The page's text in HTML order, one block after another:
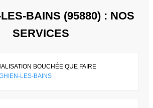
BAINS (95880) : NOS
SERVICES
BOUCHÉE QUE FAIRE
LES-BAINS